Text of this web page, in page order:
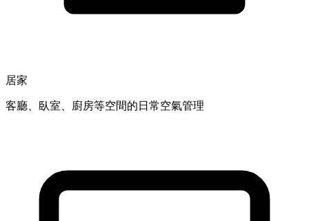
居家
客廳、臥室、廚房等空間的日常空氣管理